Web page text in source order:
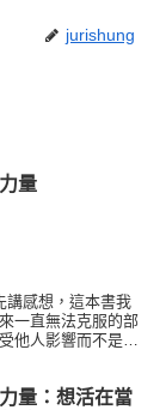
jurishung
量
講感想，這本書我
一直無法克服的部
他人影響而不是思
量：想活在當